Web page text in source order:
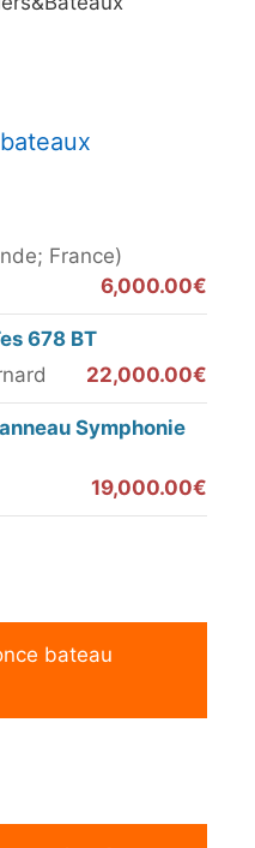
France)
6,000.00€
678 BT
22,000.00€
Symphonie
19,000.00€
bateau